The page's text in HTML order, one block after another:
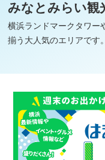
みなとみらい観
横浜ランドマークタワー
揃う大人気のエリアです